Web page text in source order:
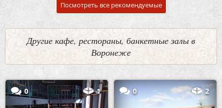
Посмотреть все рекомендуемые
Другие кафе, рестораны, банкетные залы в
Воронеже
0 1 0 2